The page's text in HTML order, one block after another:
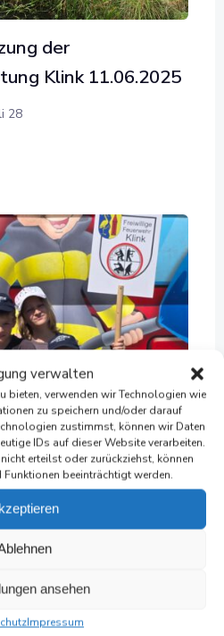
verwalten
bieten, verwenden wir Technologien wie
zu speichern und/oder darauf
zustimmst, können wir Daten
IDs auf dieser Website verarbeiten.
erteilst oder zurückziehst, können
beeinträchtigt werden.
ansehen
Impressum
der
Klink 11.06.2025
28
Plasten
8
sind die Klinker
beim 4.
Plasten an den Start […]